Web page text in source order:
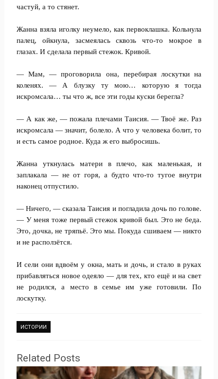
частуй, а то стянет.
Жанна взяла иголку неумело, как первоклашка. Кольнула
палец, ойкнула, засмеялась сквозь что-то мокрое в
глазах. И сделала первый стежок. Кривой.
— Мам, — проговорила она, перебирая лоскутки на
коленях. — А блузку ту мою… которую я тогда
искромсала… ты что ж, все эти годы куски берегла?
— А как же, — пожала плечами Таисия. — Твоё же. Раз
искромсала — значит, болело. А что у человека болит, то
и есть самое родное. Куда ж его выбросишь.
Жанна уткнулась матери в плечо, как маленькая, и
заплакала — не от горя, а будто что-то тугое внутри
наконец отпустило.
— Ничего, — сказала Таисия и погладила дочь по голове.
— У меня тоже первый стежок кривой был. Это не беда.
Это, дочка, не тряпьё. Это мы. Покуда сшиваем — никто
и не расползётся.
И сели они вдвоём у окна, мать и дочь, и стало в руках
прибавляться новое одеяло — для тех, кто ещё и на свет
не родился, а место в семье им уже готовили. По
лоскутку.
ИСТОРИИ
Related Posts